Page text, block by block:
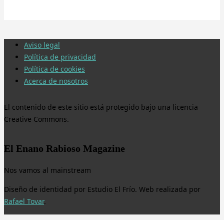
Aviso legal
Política de privacidad
Política de cookies
Acerca de nosotros
El contenido de este sitio está protegido bajo una licencia
Creative Commons.
El Enano Rabioso Magazine
Nos vamos al mainstream
Diseño de identidad por Estudio El Frío. Web realizada por
Rafael Tovar.